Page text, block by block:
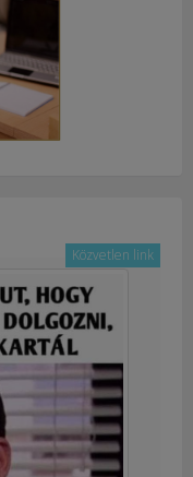
Közvetlen link